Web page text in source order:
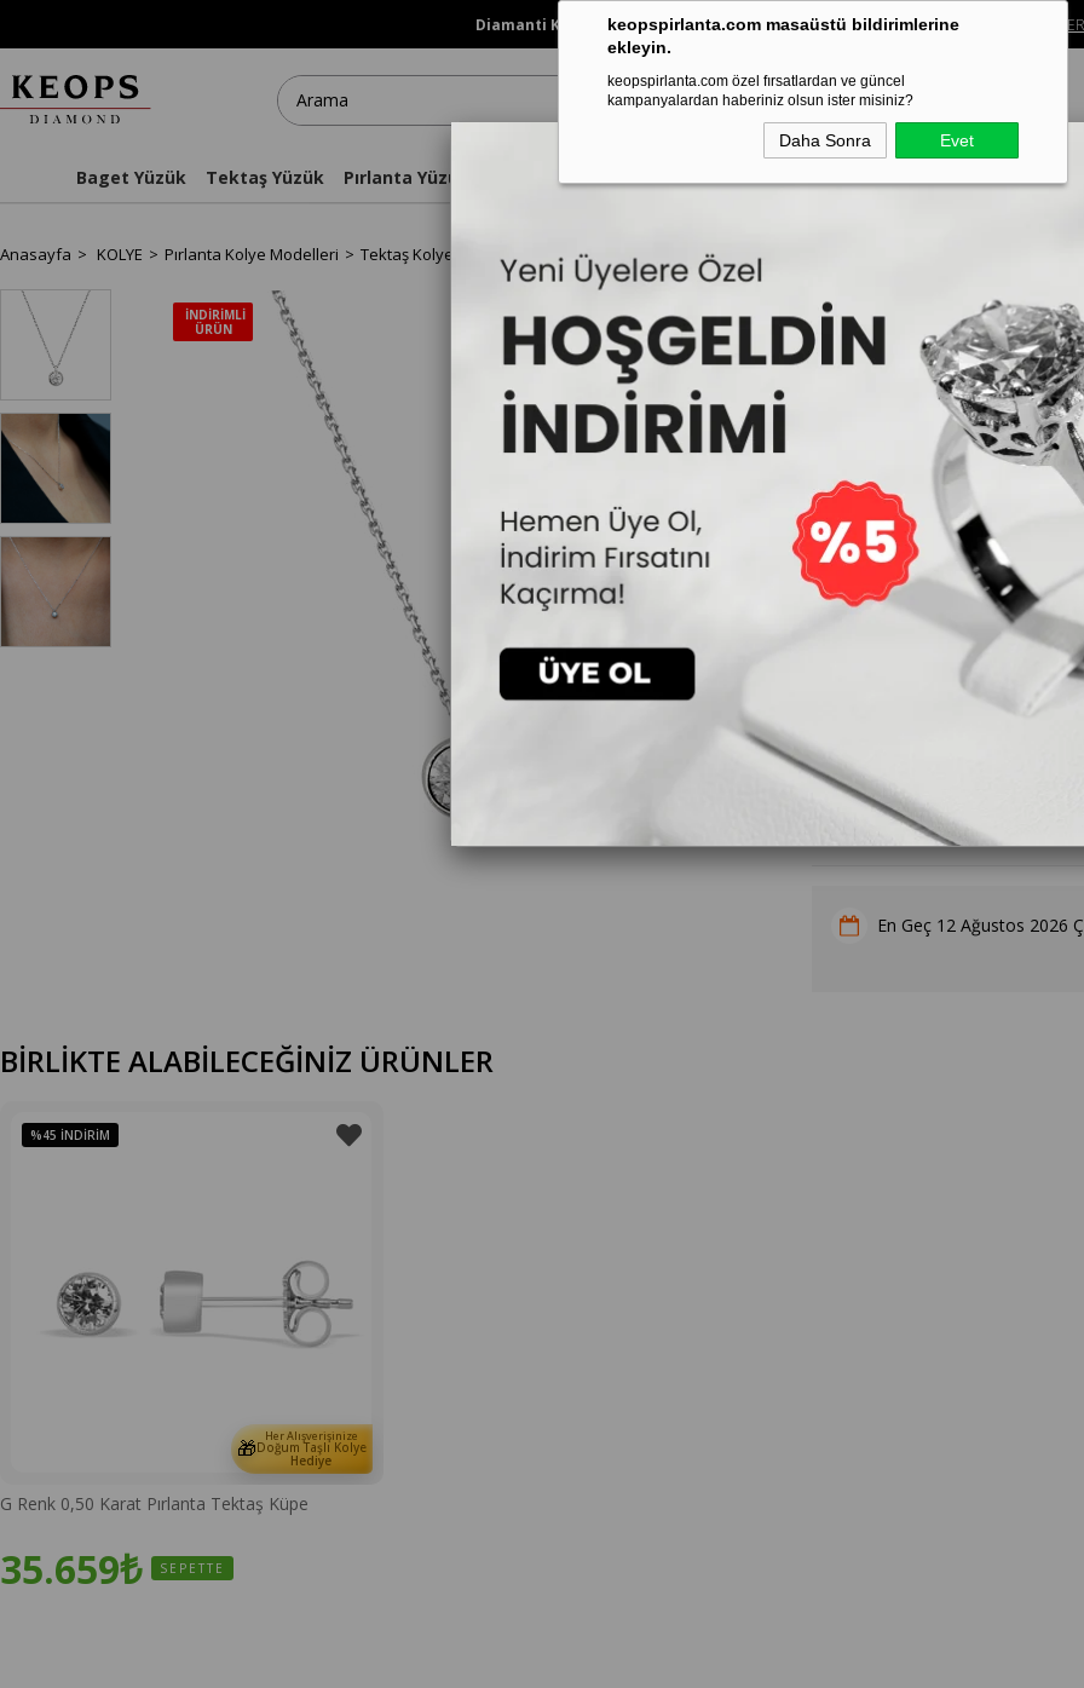
keopspirlanta.com masaüstü bildirimlerine
ekleyin.
keopspirlanta.com özel fırsatlardan ve güncel
kampanyalardan haberiniz olsun ister misiniz?
Daha Sonra Evet
Diamanti Koleksiyonunda %40’a Varan İndirim!Sınırlı süreli bu fırsatı kaçırma.
Baget Yüzük Tektaş Yüzük Pırlanta Yüzükler Aynı Gün
Anasayfa KOLYE Pırlanta Kolye Modelleri Tektaş Kolye E Renk 0,25 Karat Pırlanta Tektaş Kolye
İNDIRIMLI
ÜRÜN
E Renk 0,25 Karat
İncelemekte olduğunuz
31.122₺
50
10.374₺ `den başlayan taksitlerle
Kalp Doğum Taşı Kolye Hediyesi
En Geç 12 Ağustos 2026
BİRLİKTE ALABİLECEĞİNİZ ÜRÜNLER
🎁 Her Alışverişinize
Doğum Taşlı Kolye
Hediye
G Renk 0,50 Karat Pırlanta Tektaş Küpe
35.659₺ SEPETTE
%45 İNDIRIM